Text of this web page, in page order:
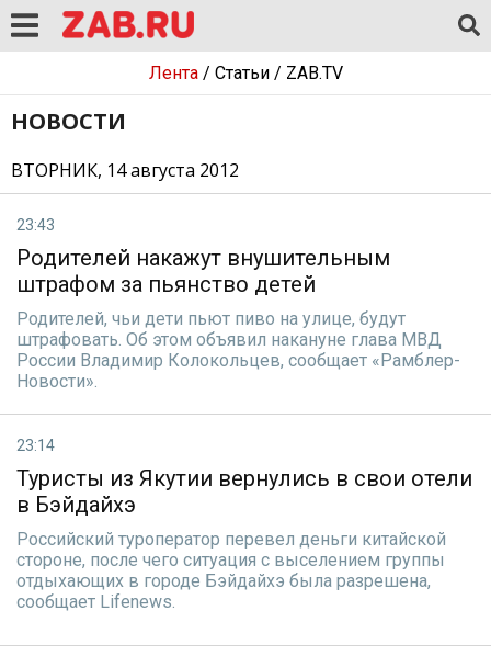
Лента/ Статьи/ ZAB.TV
НОВОСТИ
ВТОРНИК, 14 августа 2012
23:43
Родителей накажут внушительным
штрафом за пьянство детей
Родителей, чьи дети пьют пиво на улице, будут
штрафовать. Об этом объявил накануне глава МВД
России Владимир Колокольцев, сообщает «Рамблер-
Новости».
23:14
Туристы из Якутии вернулись в свои отели
в Бэйдайхэ
Российский туроператор перевел деньги китайской
стороне, после чего ситуация с выселением группы
отдыхающих в городе Бэйдайхэ была разрешена,
сообщает Lifenews.